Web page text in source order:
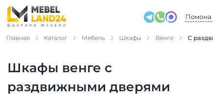
Помона
Главная Каталог Мебель Шкафы Венге С
Шкафы венге с
раздвижными дверями